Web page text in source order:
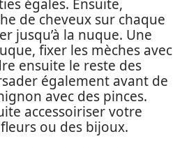
égales. Ensuite,
de cheveux sur chaque
jusqu’à la nuque. Une
fixer les mèches avec
ensuite le reste des
également avant de
avec des pinces.
accessoiriser votre
ou des bijoux.